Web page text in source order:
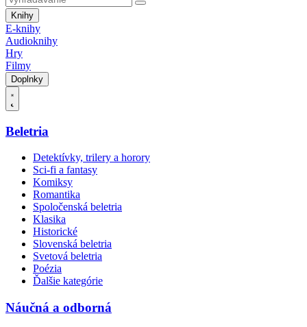
Knihy
E-knihy
Audioknihy
Hry
Filmy
Doplnky
Beletria
Detektívky, trilery a horory
Sci-fi a fantasy
Komiksy
Romantika
Spoločenská beletria
Klasika
Historické
Slovenská beletria
Svetová beletria
Poézia
Ďalšie kategórie
Náučná a odborná